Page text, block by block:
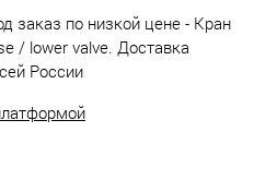
заказ по низкой цене - Кран
/ lower valve. Доставка
России